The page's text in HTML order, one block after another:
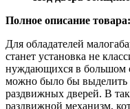
Полное описание товара:
Для обладателей
станет установка не
нуждающихся в большом
можно было бы выделить
раздвижных дверей. В
раздвижной механизм,